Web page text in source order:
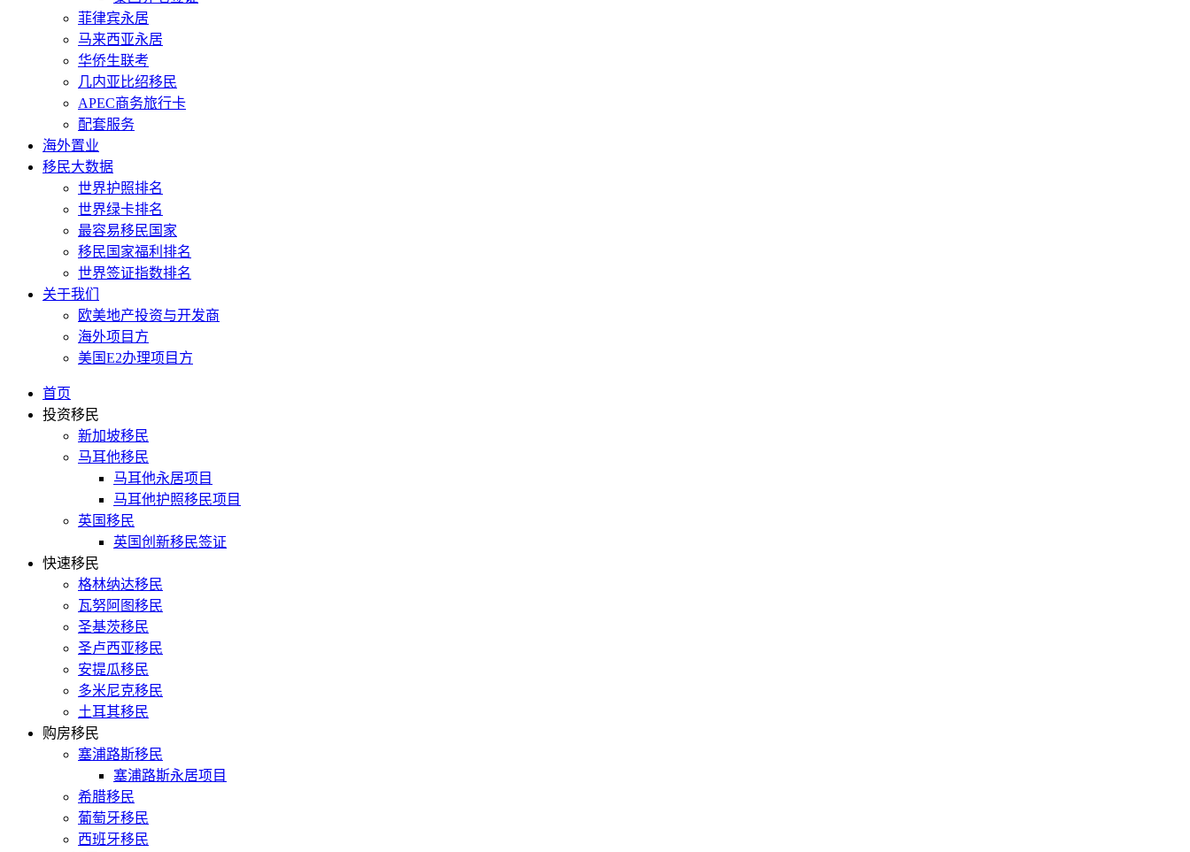
菲律宾永居
马来西亚永居
华侨生联考
几内亚比绍移民
APEC商务旅行卡
配套服务
海外置业
移民大数据
世界护照排名
世界绿卡排名
最容易移民国家
移民国家福利排名
世界签证指数排名
关于我们
欧美地产投资与开发商
海外项目方
美国E2办理项目方
首页
投资移民
新加坡移民
马耳他移民
马耳他永居项目
马耳他护照移民项目
英国移民
英国创新移民签证
快速移民
格林纳达移民
瓦努阿图移民
圣基茨移民
圣卢西亚移民
安提瓜移民
多米尼克移民
土耳其移民
购房移民
塞浦路斯移民
塞浦路斯永居项目
希腊移民
葡萄牙移民
西班牙移民